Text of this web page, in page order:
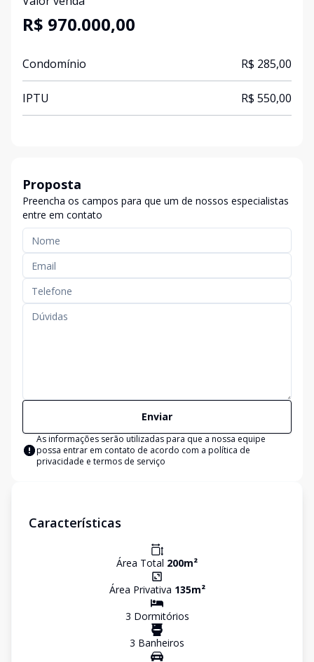
R$ 970.000,00
Condomínio R$ 285,00
IPTU R$ 550,00
Proposta
Preencha os campos para que um de nossos especialistas
entre em contato
Enviar
As informações serão utilizadas para que a nossa equipe
possa entrar em contato de acordo com a política de
privacidade e termos de serviço
Características
Área Total 200m²
Área Privativa 135m²
3 Dormitórios
3 Banheiros